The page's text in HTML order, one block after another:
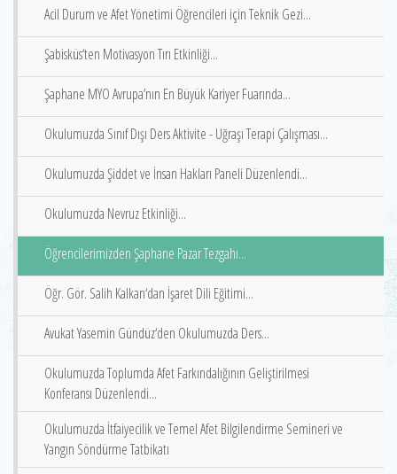
Acil Durum ve Afet Yönetimi Öğrencileri için Teknik Gezi...
Şabisküs‘ten Motivasyon Tırı Etkinliği...
Şaphane MYO Avrupa’nın En Büyük Kariyer Fuarında...
Okulumuzda Sınıf Dışı Ders Aktivite - Uğraşı Terapi Çalışması...
Okulumuzda Şiddet ve İnsan Hakları Paneli Düzenlendi...
Okulumuzda Nevruz Etkinliği...
Öğrencilerimizden Şaphane Pazar Tezgahı...
Öğr. Gör. Salih Kalkan‘dan İşaret Dili Eğitimi...
Avukat Yasemin Gündüz‘den Okulumuzda Ders...
Okulumuzda Toplumda Afet Farkındalığının Geliştirilmesi
Konferansı Düzenlendi...
Okulumuzda İtfaiyecilik ve Temel Afet Bilgilendirme Semineri ve
Yangın Söndürme Tatbikatı